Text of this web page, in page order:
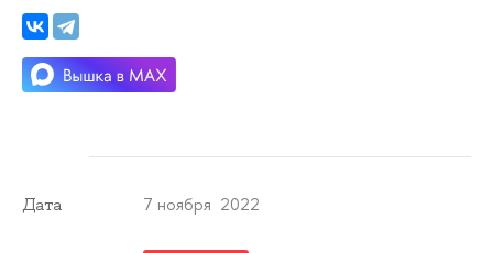
Дата 7 ноября 2022